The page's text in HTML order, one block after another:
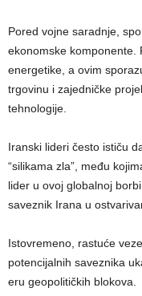
Pored vojne saradnje,
ekonomske komponente.
energetike, a ovim
trgovinu i zajedničke
tehnologije.
Iranski lideri često ističu
“silikama zla”, među
lider u ovoj globalnoj
saveznik Irana u
Istovremeno, rastuće
potencijalnih saveznika
eru geopolitičkih blokova.